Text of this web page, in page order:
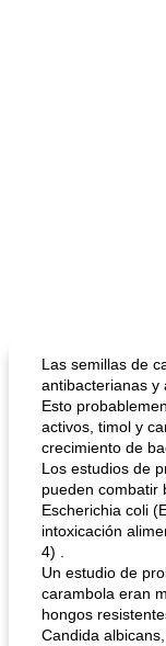
Las semillas de
antibacterianas y
Esto
activos, timol y
crecimiento de
Los estudios de
pueden combatir
Escherichia coli
intoxicación
4) .
Un estudio de
carambola eran
hongos
Candida